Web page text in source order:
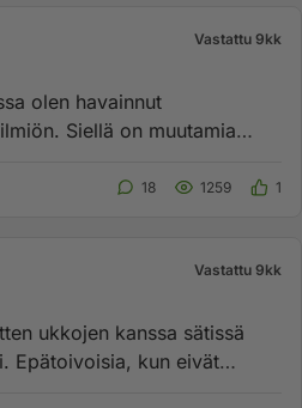
Vastattu 9kk
olen havainnut
Siellä on muutamia
18 1259 1
Vastattu 9kk
ukkojen kanssa sätissä
Epätoivoisia, kun eivät